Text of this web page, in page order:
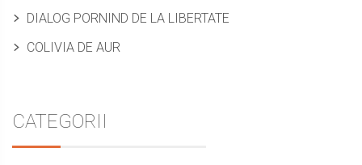
DIALOG PORNIND DE LA LIBERTATE
COLIVIA DE AUR
CATEGORII